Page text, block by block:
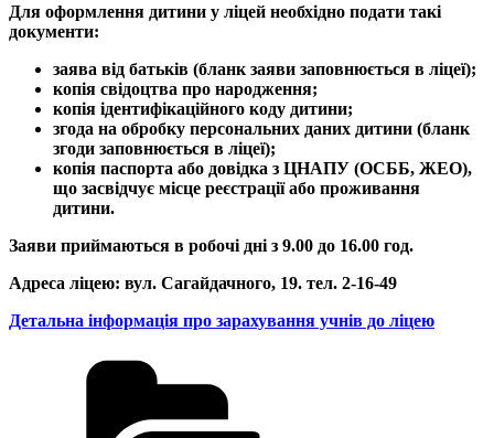
Для оформлення дитини у ліцей необхідно подати такі
документи:
заява від батьків (бланк заяви заповнюється в ліцеї);
копія свідоцтва про народження;
копія ідентифікаційного коду дитини;
згода на обробку персональних даних дитини (бланк
згоди заповнюється в ліцеї);
копія паспорта або довідка з ЦНАПУ (ОСББ, ЖЕО),
що засвідчує місце реєстрації або проживання
дитини.
Заяви приймаються в робочі дні з 9.00 до 16.00 год.
Адреса ліцею: вул. Сагайдачного, 19. тел. 2-16-49
Детальна інформація про зарахування учнів до ліцею